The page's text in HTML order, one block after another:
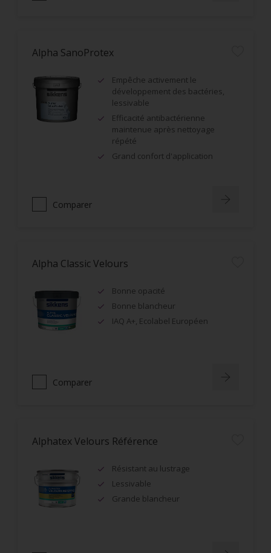
Alpha SanoProtex
Empêche activement le
développement des bactéries,
lessivable
Efficacité antibactérienne
maintenue après nettoyage
répété
Grand confort d'application
Comparer
Alpha Classic Velours
Bonne opacité
Bonne blancheur
IAQ A+, Ecolabel Européen
Comparer
Alphatex Velours Référence
Résistant au lustrage
Lessivable
Grande blancheur